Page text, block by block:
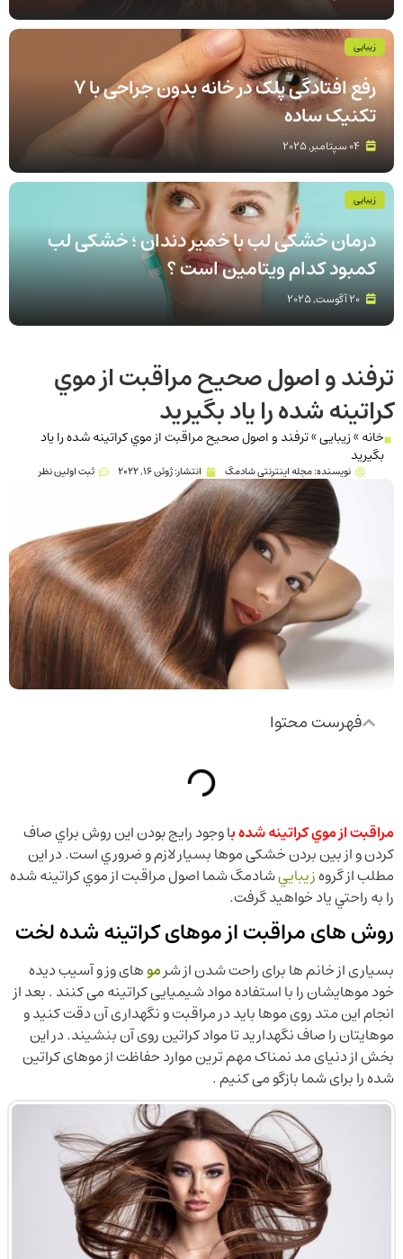
رفع افتادگی پلک در خانه بدون جراحی با 7
تکنیک ساده
زیبایی
درمان خشکی لب با خمیر دندان ؛ خشکی لب
کمبود کدام ویتامین است ؟
زیبایی
ترفند و اصول صحيح مراقبت از موي
كراتينه شده را ياد بگيريد
خانه»زیبایی»ترفند و اصول صحيح مراقبت از موي كراتينه شده را ياد
بگيريد
نویسنده:مجله اینترنتی شادمگ انتشار:ژوئن 16, 2022 ثبت اولین نظر
فهرست محتوا
مراقبت از موي كراتينه شده با وجود رايج بودن اين روش براي صاف
کردن و از بین بردن خشکی موها بسيار لازم و ضروري است. در اين
مطلب از گروهزيباييشادمگ شما اصول مراقبت از موي كراتينه شده
را به راحتي ياد خواهيد گرفت.
روش های مراقبت از موهای کراتینه شده لخت
بسیاری از خانم ها برای راحت شدن از شرموهای وز و آسیب دیده
خود موهایشان را با استفاده مواد شیمیایی کراتینه می کنند . بعد از
انجام این متد روی موها باید در مراقبت و نگهداری آن دقت کنید و
موهایتان را صاف نگهدارید تا مواد کراتین روی آن بنشیند. در این
بخش از دنیای مد نمناک مهم ترین موارد حفاظت از موهای کراتین
شده را برای شما بازگو می کنیم .